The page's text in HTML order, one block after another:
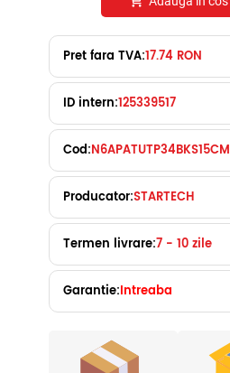
Pret fara TVA:17.74 RON
ID intern:125339517
Cod:N6APATUTP34BKS15CM
Producator:STARTECH
Termen livrare:7 - 10 zile
Garantie:Intreaba